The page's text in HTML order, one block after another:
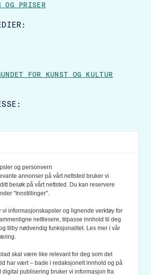
OG PRISER
FOR KUNST OG KULTUR
GRØNLAND
POLICY
og personvern
annonser på vårt nettsted bruker vi
besøk på vårt nettsted. Du kan reservere
"Innstillinger".
vi informasjonskapsler og lignende verktøy for
nettlesere, tilpasse innhold til deg
tilby nødvendig funksjonalitet. Les mer i vår
skal være like relevant for deg som det
har vært – bade i redaksjonelt innhold og på
digital publisering bruker vi informasjon fra